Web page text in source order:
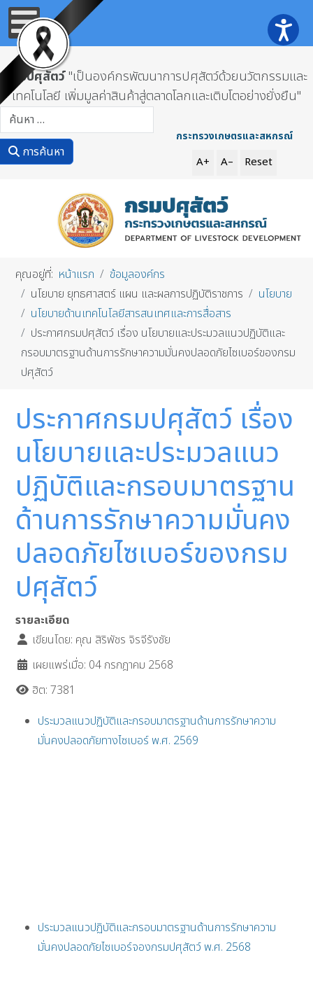
กรมปศุสัตว์"เป็นองค์กรพัฒนาการปศุสัตว์ด้วยนวัตกรรมและ
เทคโนโลยี เพิ่มมูลค่าสินค้าสู่ตลาดโลกและเติบโตอย่างยั่งยืน"
การค้นหา
กระทรวงเกษตรและสหกรณ์
A+ A– Reset
คุณอยู่ที่: หน้าแรก
ข้อมูลองค์กร
นโยบาย ยุทธศาสตร์ แผน และผลการปฏิบัติราชการ
นโยบาย
นโยบายด้านเทคโนโลยีสารสนเทศและการสื่อสาร
ประกาศกรมปศุสัตว์ เรื่อง นโยบายและประมวลแนวปฏิบัติและ
กรอบมาตรฐานด้านการรักษาความมั่นคงปลอดภัยไซเบอร์ของกรม
ปศุสัตว์
ประกาศกรมปศุสัตว์ เรื่อง
นโยบายและประมวลแนว
ปฏิบัติและกรอบมาตรฐาน
ด้านการรักษาความมั่นคง
ปลอดภัยไซเบอร์ของกรม
ปศุสัตว์
รายละเอียด
เขียนโดย: คุณ สิริพัชร จิรจีรังชัย
เผยแพร่เมื่อ: 04 กรกฎาคม 2568
ฮิต: 7381
ประมวลแนวปฏิบัติและกรอบมาตรฐานด้านการรักษาความ
มั่นคงปลอดภัยทางไซเบอร์ พ.ศ. 2569
ประมวลแนวปฏิบัติและกรอบมาตรฐานด้านการรักษาความ
มั่นคงปลอดภัยไซเบอร์จองกรมปศุสัตว์ พ.ศ. 2568